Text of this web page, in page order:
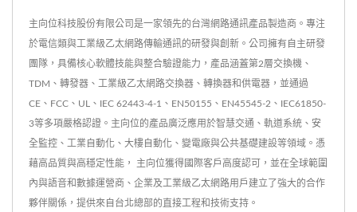
主向位科技股份有限公司是一家領先的台灣網路通訊產品製造商。專注
於電信類與工業級乙太網路傳輸通訊的研發與創新。公司擁有自主研發
團隊，具備核心軟體技能與整合驗證能力，產品涵蓋第2層交換機、
TDM、轉發器、工業級乙太網路交換器、轉換器和供電器，並通過
CE、FCC、UL、IEC 62443-4-1、EN50155、EN45545-2、IEC61850-
3等多項嚴格認證。主向位的產品廣泛應用於智慧交通、軌道系統、安
全監控、工業自動化、大樓自動化、變電廠與公共基礎建設等領域。憑
藉高品質與高穩定性能， 主向位獲得國際客戶高度認可，並在全球範圍
內與語音和數據運營商、企業及工業級乙太網路用戶建立了強大的合作
夥伴關係，提供來自台北總部的直接工程和技術支持。